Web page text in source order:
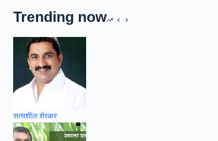
Trending now
सत्यशील शेरकर